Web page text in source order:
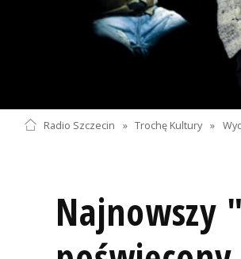
Radio Szczecin » Trochę Kultury »
Najnowszy